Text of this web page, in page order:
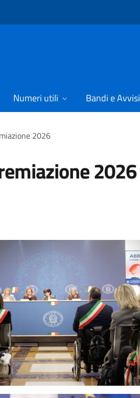
Numeri utili Bandi e Avvisi
2026
2026